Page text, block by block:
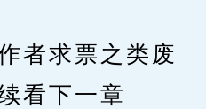
求票之类废
看下一章